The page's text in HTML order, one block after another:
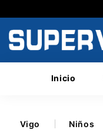
Inicio
Vigo Niños